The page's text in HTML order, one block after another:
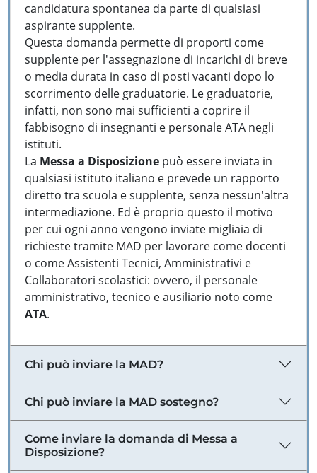
candidatura spontanea da parte di qualsiasi
aspirante supplente.
Questa domanda permette di proporti come
supplente per l'assegnazione di incarichi di breve
o media durata in caso di posti vacanti dopo lo
scorrimento delle graduatorie. Le graduatorie,
infatti, non sono mai sufficienti a coprire il
fabbisogno di insegnanti e personale ATA negli
istituti.
La Messa a Disposizione può essere inviata in
qualsiasi istituto italiano e prevede un rapporto
diretto tra scuola e supplente, senza nessun'altra
intermediazione. Ed è proprio questo il motivo
per cui ogni anno vengono inviate migliaia di
richieste tramite MAD per lavorare come docenti
o come Assistenti Tecnici, Amministrativi e
Collaboratori scolastici: ovvero, il personale
amministrativo, tecnico e ausiliario noto come
ATA.
Chi può inviare la MAD?
Chi può inviare la MAD sostegno?
Come inviare la domanda di Messa a
Disposizione?